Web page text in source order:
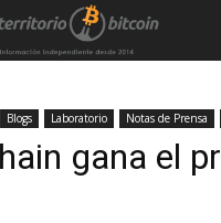
Blogs Laboratorio Notas de Prensa
gana el